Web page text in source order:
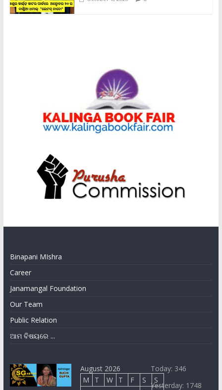
Binapani MIshra
Career
Janamangal Foundation
Our Team
Public Relation
ଆମ ବିଷୟରେ ...
August 2026
M
T W T F S
S
Today: 346
Yesterday: 1748